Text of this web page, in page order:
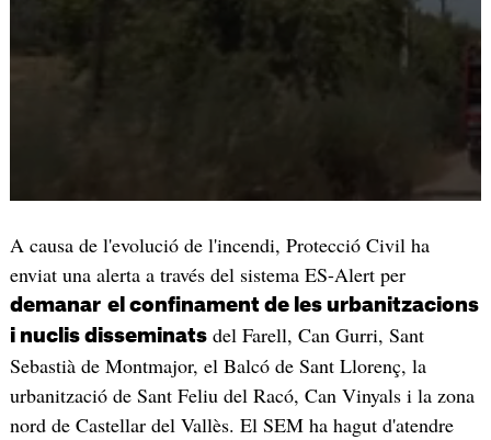
A causa de l'evolució de l'incendi, Protecció Civil ha
enviat una alerta a través del sistema ES-Alert per
demanar el confinament de les urbanitzacions
i nuclis disseminatsdel Farell, Can Gurri, Sant
Sebastià de Montmajor, el Balcó de Sant Llorenç, la
urbanització de Sant Feliu del Racó, Can Vinyals i la zona
nord de Castellar del Vallès. El SEM ha hagut d'atendre